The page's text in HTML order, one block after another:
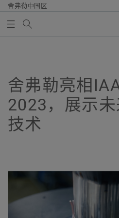
舍弗勒中国区
公司
历史
质量/环境
集团
产品和解决方案
E-Mobility
Powertrain & Chassis
Bearings & Industrial
设备解决方案
职业
职位搜索
为什么选择舍弗勒
联系与服务
企业新闻 & 媒体
新闻发布
新闻包
Newsletter
Facebook
LinkedIn
Twitter
Axel Luedeke博士
There are no items in your
new elements button:
Collect media
in the shopping
quantity for each
not allowed to sell
made available at no
舍弗勒亮相
2023，展示
技术